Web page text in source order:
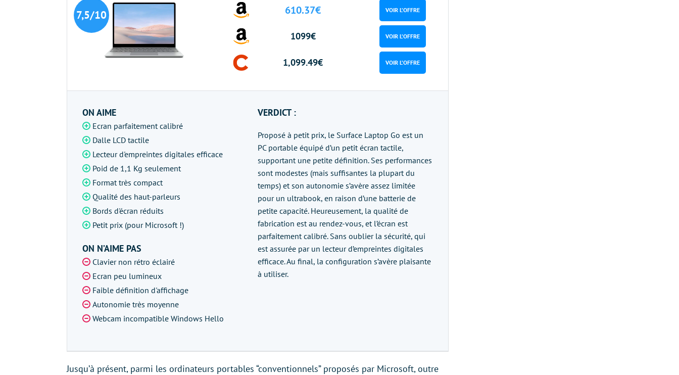
7,5/10 610.37€ VOIR L’OFFRE
1099€ VOIR L’OFFRE
1,099.49€ VOIR L’OFFRE
ON AIME
Ecran parfaitement calibré
Dalle LCD tactile
Lecteur d'empreintes digitales efficace
Poid de 1,1 Kg seulement
Format très compact
Qualité des haut-parleurs
Bords d'écran réduits
Petit prix (pour Microsoft !)
ON N’AIME PAS
Clavier non rétro éclairé
Ecran peu lumineux
Faible définition d'affichage
Autonomie très moyenne
Webcam incompatible Windows Hello
VERDICT :
Proposé à petit prix, le Surface Laptop Go est un
PC portable équipé d’un petit écran tactile,
supportant une petite définition. Ses performances
sont modestes (mais suffisantes la plupart du
temps) et son autonomie s’avère assez limitée
pour un ultrabook, en raison d’une batterie de
petite capacité. Heureusement, la qualité de
fabrication est au rendez-vous, et l’écran est
parfaitement calibré. Sans oublier la sécurité, qui
est assurée par un lecteur d’empreintes digitales
efficace. Au final, la configuration s’avère plaisante
à utiliser.
Jusqu’à présent, parmi les ordinateurs portables “conventionnels” proposés par Microsoft, outre